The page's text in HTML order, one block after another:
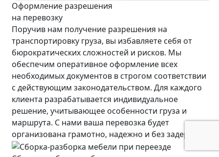
Оформление разрешения
на перевозку
Поручив нам получение разрешения на
транспортировку груза, вы избавляете себя от
бюрократических сложностей и рисков. Мы
обеспечим оперативное оформление всех
необходимых документов в строгом соответствии
с действующим законодательством. Для каждого
клиента разрабатывается индивидуальное
решение, учитывающее особенности груза и
маршрута. С нами ваша перевозка будет
организована грамотно, надежно и без задержек.